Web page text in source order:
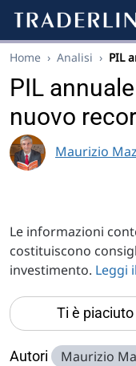
Home › Analisi › PIL
PIL
nuovo
Maurizio
Le informazioni
costituiscono
investimento. Leggi
Ti è
Autori Maurizio